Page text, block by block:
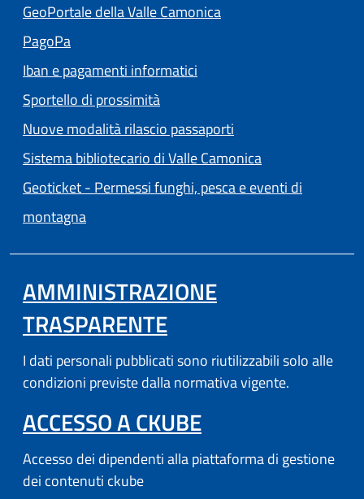
GeoPortale della Valle Camonica
PagoPa
Iban e pagamenti informatici
Sportello di prossimità
Nuove modalità rilascio passaporti
Sistema bibliotecario di Valle Camonica
Geoticket - Permessi funghi, pesca e eventi di
montagna
AMMINISTRAZIONE
TRASPARENTE
I dati personali pubblicati sono riutilizzabili solo alle
condizioni previste dalla normativa vigente.
ACCESSO A CKUBE(APRE IN
Accesso dei dipendenti alla piattaforma di gestione
dei contenuti ckube